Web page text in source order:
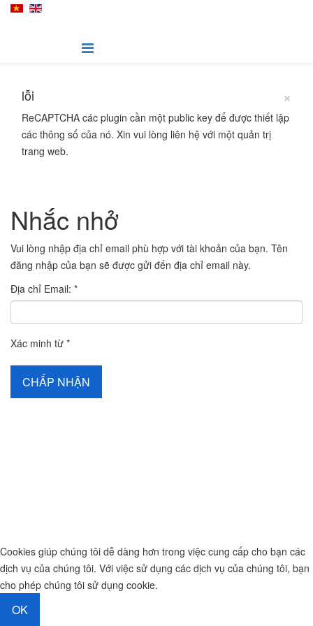
×
lỗi
ReCAPTCHA các plugin cần một public key để được thiết lập
các thông số của nó. Xin vui lòng liên hệ với một quản trị
trang web.
Nhắc nhở
Vui lòng nhập địa chỉ email phù hợp với tài khoản của bạn. Tên
đăng nhập của bạn sẽ được gửi đến địa chỉ email này.
Địa chỉ Email: *
Xác minh từ *
CHẤP NHẬN
Cookies giúp chúng tôi dễ dàng hơn trong việc cung cấp cho bạn các
dịch vụ của chúng tôi. Với việc sử dụng các dịch vụ của chúng tôi, bạn
cho phép chúng tôi sử dụng cookie.
OK